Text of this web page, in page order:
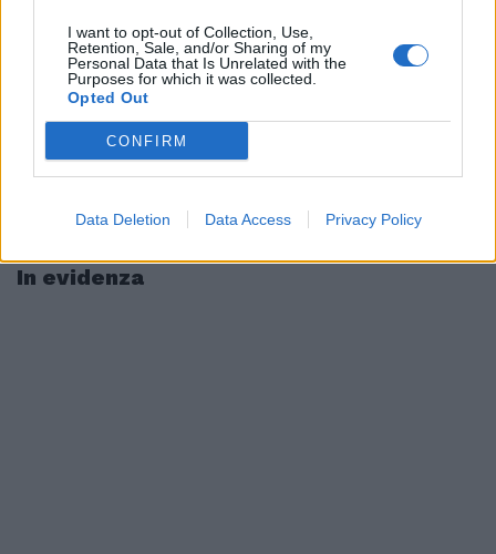
I want to opt-out of Collection, Use,
Retention, Sale, and/or Sharing of my
Personal Data that Is Unrelated with the
Purposes for which it was collected.
Opted Out
CONFIRM
Data Deletion Data Access Privacy Policy
In evidenza